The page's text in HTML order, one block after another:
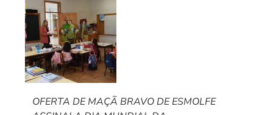
OFERTA DE MAÇÃ BRAVO DE ESMOLFE